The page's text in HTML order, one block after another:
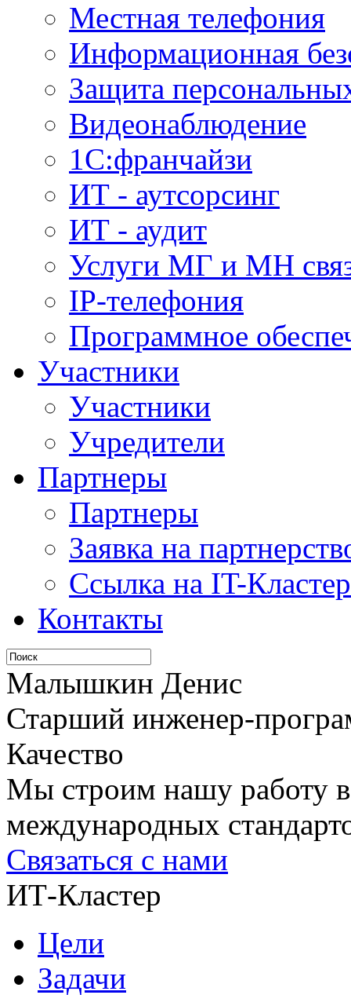
Местная телефония
Информационная
Защита
Видеонаблюдение
1С:франчайзи
ИТ - аутсорсинг
ИТ - аудит
Услуги МГ и МН
IP-телефония
Программное
Участники
Участники
Учредители
Партнеры
Партнеры
Заявка на
Ссылка на IT-Кластер
Контакты
Малышкин Денис
Старший инженер-
Качество
Мы строим нашу работу в
международных
Связаться с нами
ИТ-Кластер
Цели
Задачи